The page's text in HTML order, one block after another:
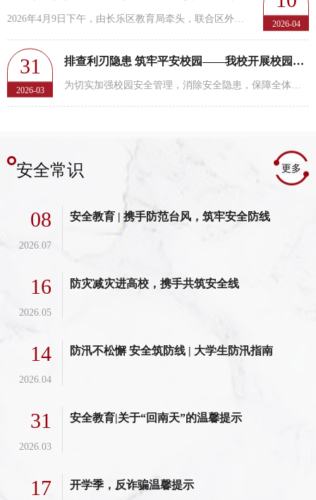
2026-04
31
2026-03
排查利刃隐患 筑牢平安校园——我校开展校园管制刀具专项检查
安全常识 更多
08
2026.07
安全教育 | 携手防范台风，筑牢安全防线
16
2026.05
防灾减灾进高校，携手共筑安全线
14
2026.04
防汛不松懈 安全筑防线 | 大学生防汛指南
31
2026.03
安全教育|关于“回南天”的温馨提示
17 开学季，反诈骗温馨提示